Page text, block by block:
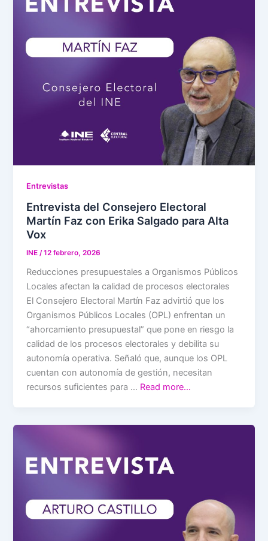
Entrevistas
Entrevista del Consejero Electoral
Martín Faz con Erika Salgado para Alta
Vox
INE /12 febrero, 2026
Reducciones presupuestales a Organismos Públicos
Locales afectan la calidad de procesos electorales
El Consejero Electoral Martín Faz advirtió que los
Organismos Públicos Locales (OPL) enfrentan un
“ahorcamiento presupuestal” que pone en riesgo la
calidad de los procesos electorales y debilita su
autonomía operativa. Señaló que, aunque los OPL
cuentan con autonomía de gestión, necesitan
recursos suficientes para … Read more…